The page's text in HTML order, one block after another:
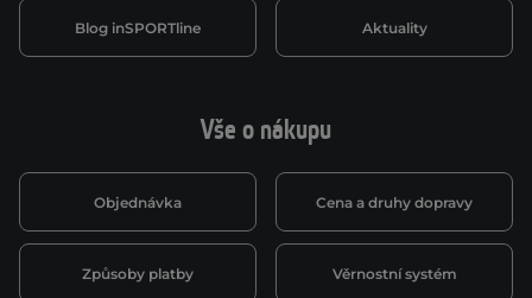
Vše o nákupu
Objednávka Cena a druhy dopravy
Způsoby platby Věrnostní systém
Blog inSPORTline Aktuality